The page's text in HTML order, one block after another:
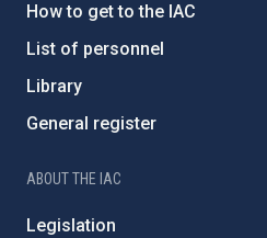
How to get to the IAC
List of personnel
Library
General register
ABOUT THE IAC
Legislation